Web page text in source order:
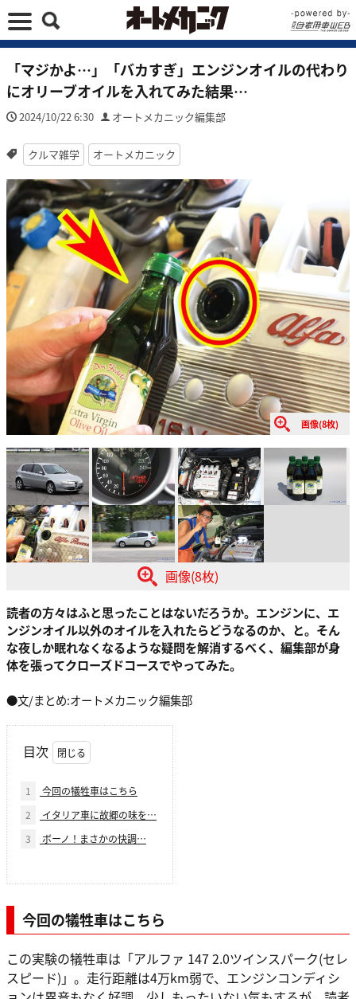
「マジかよ…」「バカすぎ」エンジンオイルの代わり
にオリーブオイルを入れてみた結果…
2024/10/22 6:30 オートメカニック編集部
クルマ雑学 オートメカニック
画像(8枚)
画像(8枚)
読者の方々はふと思ったことはないだろうか。エンジンに、エ
ンジンオイル以外のオイルを入れたらどうなるのか、と。そん
な夜しか眠れなくなるような疑問を解消するべく、編集部が身
体を張ってクローズドコースでやってみた。
●文/まとめ:オートメカニック編集部
目次
1
今回の犠牲車はこちら
2
イタリア車に故郷の味を…
3
ボーノ！まさかの快調…
今回の犠牲車はこちら
この実験の犠牲車は「アルファ 147 2.0ツインスパーク(セレ
スピード)」。走行距離は4万km弱で、エンジンコンディシ